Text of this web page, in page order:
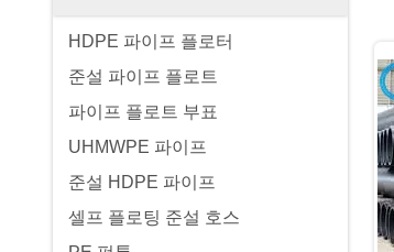
HDPE 파이프 플로터
준설 파이프 플로트
파이프 플로트 부표
UHMWPE 파이프
준설 HDPE 파이프
셀프 플로팅 준설 호스